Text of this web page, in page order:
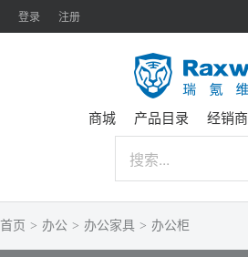
登录 注册
商城 产品目录 经销商
首页 > 办公 > 办公家具 > 办公柜